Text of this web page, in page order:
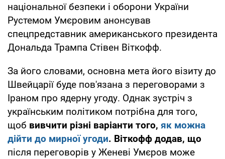
національної безпеки і оборони України
Рустемом Умєровим анонсував
спецпредставник американського президента
Дональда Трампа Стівен Віткофф.
За його словами, основна мета його візиту до
Швейцарії буде пов'язана з переговорами з
Іраном про ядерну угоду. Однак зустріч з
українським політиком потрібна для того,
щоб вивчити різні варіанти того, як можна
дійти до мирної угоди. Віткофф додав, що
після переговорів у Женеві Умєров може